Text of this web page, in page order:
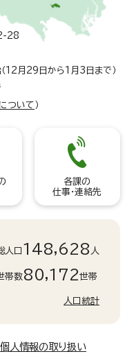
28
（12月29日から1月3日まで）
ついて ）
各課の
仕事・連絡先
人口 148,628 人
帯数80,172世帯
人口統計
個人情報の取り扱い